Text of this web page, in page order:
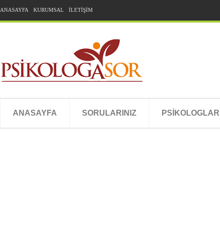
ANASAYFA KURUMSAL İLETİŞİM
ANASAYFA SORULARINIZ